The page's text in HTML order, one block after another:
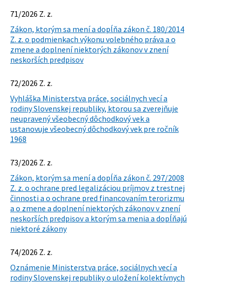
71/2026 Z. z.
Zákon, ktorým sa mení a dopĺňa zákon č. 180/2014
Z. z. o podmienkach výkonu volebného práva a o
zmene a doplnení niektorých zákonov v znení
neskorších predpisov
72/2026 Z. z.
Vyhláška Ministerstva práce, sociálnych vecí a
rodiny Slovenskej republiky, ktorou sa zverejňuje
neupravený všeobecný dôchodkový vek a
ustanovuje všeobecný dôchodkový vek pre ročník
1968
73/2026 Z. z.
Zákon, ktorým sa mení a dopĺňa zákon č. 297/2008
Z. z. o ochrane pred legalizáciou príjmov z trestnej
činnosti a o ochrane pred financovaním terorizmu
a o zmene a doplnení niektorých zákonov v znení
neskorších predpisov a ktorým sa menia a dopĺňajú
niektoré zákony
74/2026 Z. z.
Oznámenie Ministerstva práce, sociálnych vecí a
rodiny Slovenskej republiky o uložení kolektívnych